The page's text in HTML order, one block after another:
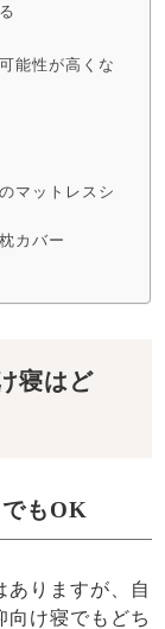
能性が高くな
マットレスシ
カバー
寝はど
もOK
ありますが、自
向け寝でもどち